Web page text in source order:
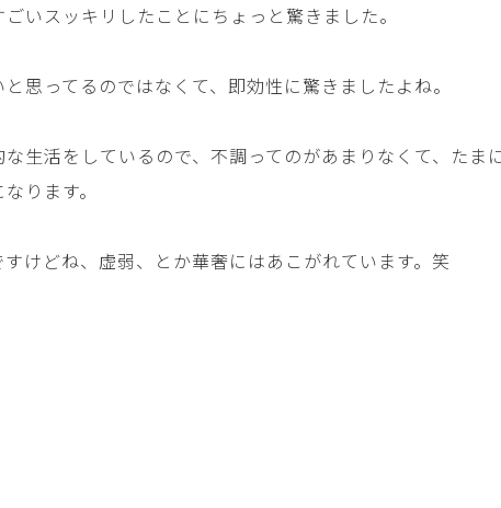
いスッキリしたことにちょっと驚きました。
思ってるのではなくて、即効性に驚きましたよね。
生活をしているので、不調ってのがあまりなくて、たま
ります。
けどね、虚弱、とか華奢にはあこがれています。笑